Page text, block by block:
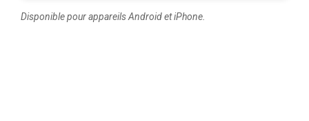
Disponible pour appareils Android et iPhone.